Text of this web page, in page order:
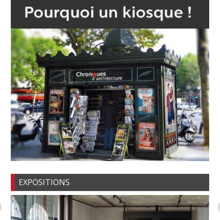
EXPOSITIONS